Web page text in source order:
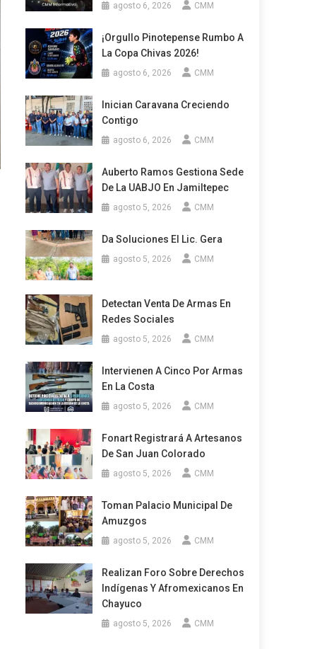
agosto 6, 2026 CMM
¡Orgullo Pinotepense Rumbo A
La Copa Chivas 2026!
agosto 6, 2026 CMM
Inician Caravana Creciendo
Contigo
agosto 6, 2026 CMM
Auberto Ramos Gestiona Sede
De La UABJO En Jamiltepec
agosto 5, 2026 CMM
Da Soluciones El Lic. Gera
agosto 5, 2026 CMM
Detectan Venta De Armas En
Redes Sociales
agosto 5, 2026 CMM
Intervienen A Cinco Por Armas
En La Costa
agosto 5, 2026 CMM
Fonart Registrará A Artesanos
De San Juan Colorado
agosto 5, 2026 CMM
Toman Palacio Municipal De
Amuzgos
agosto 5, 2026 CMM
Realizan Foro Sobre Derechos
Indígenas Y Afromexicanos En
Chayuco
agosto 5, 2026 CMM